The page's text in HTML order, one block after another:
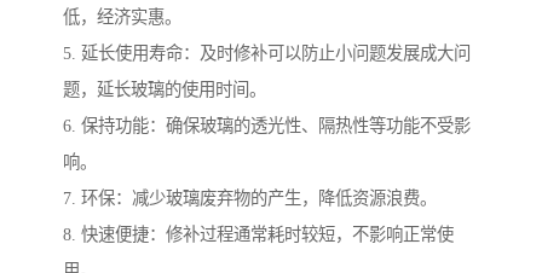
低，经济实惠。
5. 延长使用寿命：及时修补可以防止小问题发展成大问
题，延长玻璃的使用时间。
6. 保持功能：确保玻璃的透光性、隔热性等功能不受影
响。
7. 环保：减少玻璃废弃物的产生，降低资源浪费。
8. 快速便捷：修补过程通常耗时较短，不影响正常使